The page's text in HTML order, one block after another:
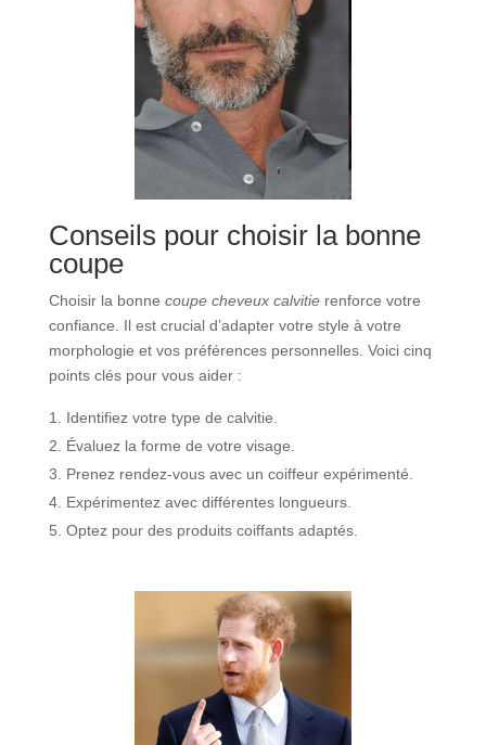
Conseils pour choisir la bonne
coupe
Choisir la bonne coupe cheveux calvitierenforce votre
confiance. Il est crucial d’adapter votre style à votre
morphologie et vos préférences personnelles. Voici cinq
points clés pour vous aider :
Identifiez votre type de calvitie.
Évaluez la forme de votre visage.
Prenez rendez-vous avec un coiffeur expérimenté.
Expérimentez avec différentes longueurs.
Optez pour des produits coiffants adaptés.